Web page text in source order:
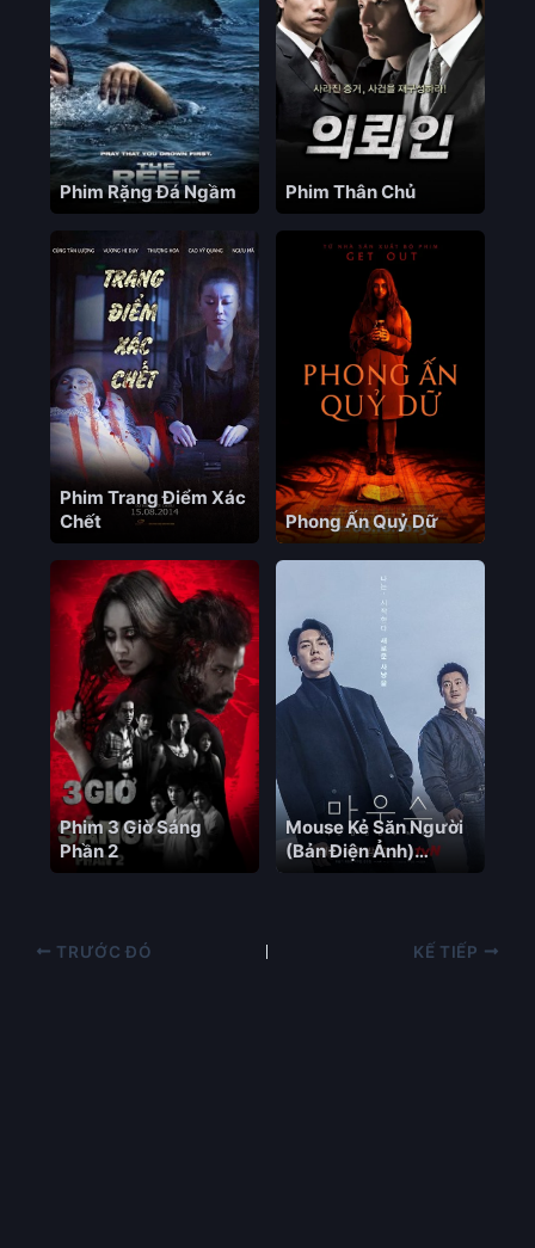
Phim Rặng Đá Ngầm Phim Thân Chủ
Phim Trang Điểm Xác
Chết
Phong Ấn Quỷ Dữ
Phim 3 Giờ Sáng
Phần 2
Mouse Kẻ Săn Người
(Bản Điện Ảnh)
Mouse (movie
TRƯỚC ĐÓ KẾ TIẾP